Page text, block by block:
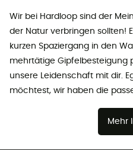
Wir bei Hardloop sind der
der Natur verbringen sollten!
kurzen Spaziergang in den
mehrtätige Gipfelbesteigung
unsere Leidenschaft mit dir.
möchtest, wir haben die
Mehr